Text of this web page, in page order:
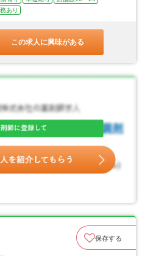
あり
この求人に興味がある
保存する